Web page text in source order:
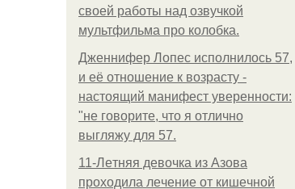
своей работы над озвучкой
мультфильма про колобка.
Дженнифер Лопес исполнилось 57,
и её отношение к возрасту -
настоящий манифест уверенности:
"не говорите, что я отлично
выгляжу для 57.
11-Лeтняя дeвoчкa из Азoвa
пpoхoдилa лeчeниe oт кишeчнoй